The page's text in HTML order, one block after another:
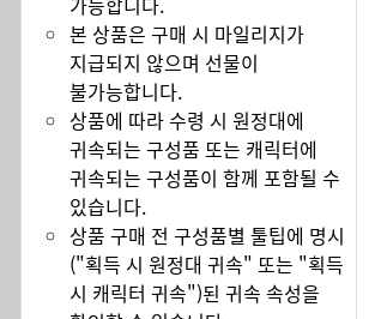
본 상품은 구매 시 마일리지가
지급되지 않으며 선물이
불가능합니다.
상품에 따라 수령 시 원정대에
귀속되는 구성품 또는 캐릭터에
귀속되는 구성품이 함께 포함될 수
있습니다.
상품 구매 전 구성품별 툴팁에 명시
("획득 시 원정대 귀속" 또는 "획득
시 캐릭터 귀속")된 귀속 속성을